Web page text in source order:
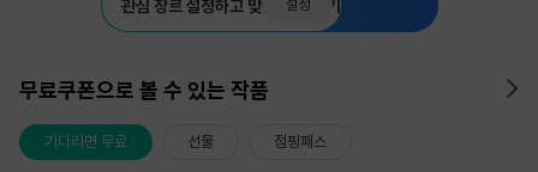
관심 장르 설정하고 맞춤 추천 받기
설정
무료쿠폰으로 볼 수 있는 작품
기다리면 무료 선물 점핑패스